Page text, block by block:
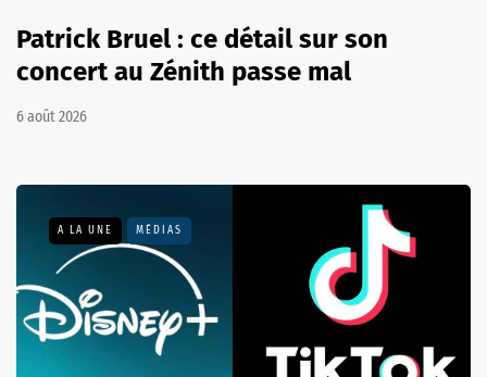
Patrick Bruel : ce détail sur son
concert au Zénith passe mal
6 août 2026
A LA UNE MÉDIAS